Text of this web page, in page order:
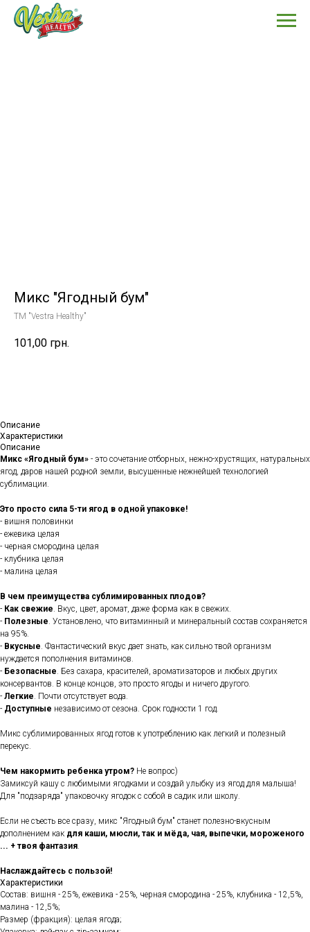
Микс "Ягодный бум"
TM "Vestra Healthy"
101,00 грн.
Описание
Характеристики
Описание
Микс «Ягодный бум» - это сочетание отборных, нежно-хрустящих, натуральных
ягод, даров нашей родной земли, высушенные нежнейшей технологией
сублимации.
Это просто сила 5-ти ягод в одной упаковке!
- вишня половинки
- ежевика целая
- черная смородина целая
- клубника целая
- малина целая
В чем преимущества сублимированных плодов?
- Как свежие. Вкус, цвет, аромат, даже форма как в свежих.
- Полезные. Установлено, что витаминный и минеральный состав сохраняется
на 95%.
- Вкусные. Фантастический вкус дает знать, как сильно твой организм
нуждается пополнения витаминов.
- Безопасные. Без сахара, красителей, ароматизаторов и любых других
консервантов. В конце концов, это просто ягоды и ничего другого.
- Легкие. Почти отсутствует вода.
- Доступные независимо от сезона. Срок годности 1 год.
Микс сублимированных ягод готов к употреблению как легкий и полезный
перекус.
Чем накормить ребенка утром? Не вопрос)
Замиксуй кашу с любимыми ягодками и создай улыбку из ягод для малыша!
Для "подзаряда" упаковочку ягодок с собой в садик или школу.
Если не съесть все сразу, микс "Ягодный бум" станет полезно-вкусным
дополнением как для каши, мюсли, так и мёда, чая, выпечки, мороженого
... + твоя фантазия.
Наслаждайтесь с пользой!
Характеристики
Состав: вишня - 25%, ежевика - 25%, черная смородина - 25%, клубника - 12,5%,
малина - 12,5%;
Размер (фракция): целая ягода;